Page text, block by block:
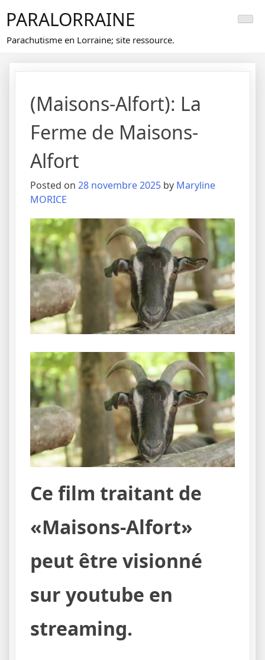
content
PARALORRAINE
Parachutisme en Lorraine; site ressource.
(Maisons-Alfort): La
Ferme de Maisons-
Alfort
Posted on 28 novembre 2025 by Maryline
MORICE
Ce film traitant de
«Maisons-Alfort»
peut être visionné
sur youtube en
streaming.